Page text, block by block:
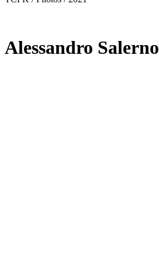
Alessandro Salerno